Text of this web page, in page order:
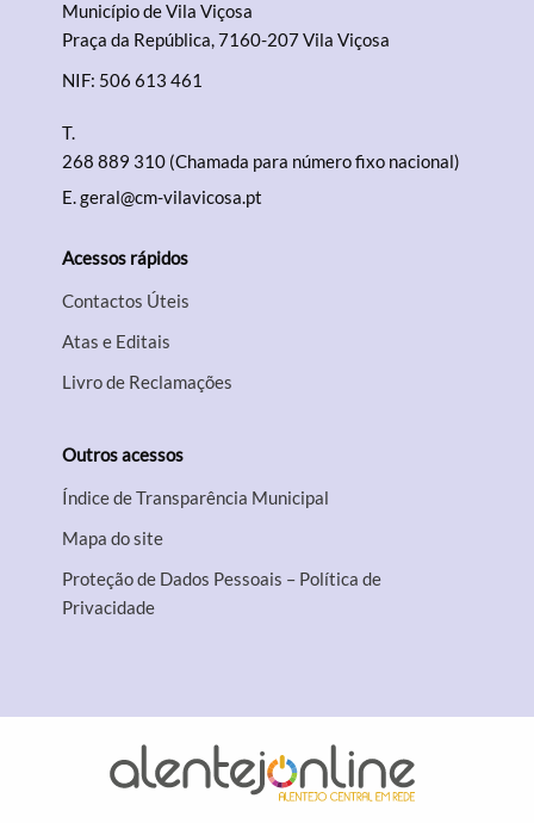
Município de Vila Viçosa
Praça da República, 7160-207 Vila Viçosa
NIF: 506 613 461
T.
268 889 310 (Chamada para número fixo nacional)
E.geral@cm-vilavicosa.pt
Acessos rápidos
Contactos Úteis
Atas e Editais
Livro de Reclamações
Outros acessos
Índice de Transparência Municipal
Mapa do site
Proteção de Dados Pessoais – Política de
Privacidade